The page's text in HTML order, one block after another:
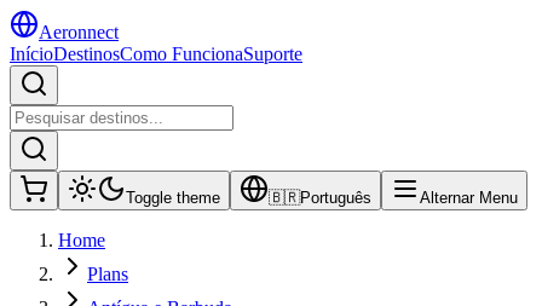
Aeronnect
InícioDestinosComo FuncionaSuporte
Toggle theme 🇧🇷Português Alternar Menu
Home
Plans